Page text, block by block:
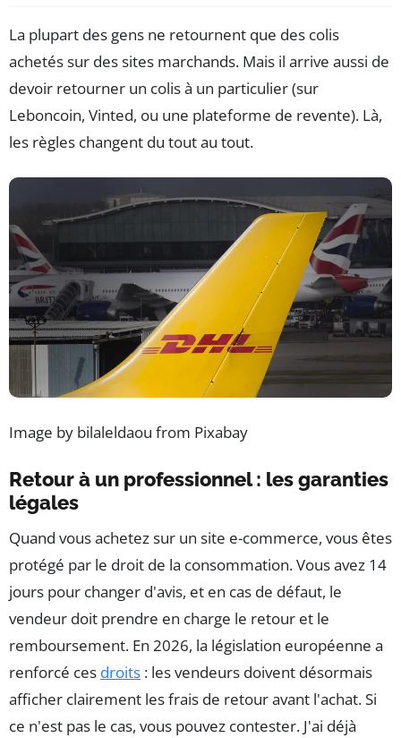
La plupart des gens ne retournent que des colis
achetés sur des sites marchands. Mais il arrive aussi de
devoir retourner un colis à un particulier (sur
Leboncoin, Vinted, ou une plateforme de revente). Là,
les règles changent du tout au tout.
Image by bilaleldaou from Pixabay
Retour à un professionnel : les garanties
légales
Quand vous achetez sur un site e-commerce, vous êtes
protégé par le droit de la consommation. Vous avez 14
jours pour changer d'avis, et en cas de défaut, le
vendeur doit prendre en charge le retour et le
remboursement. En 2026, la législation européenne a
renforcé ces droits : les vendeurs doivent désormais
afficher clairement les frais de retour avant l'achat. Si
ce n'est pas le cas, vous pouvez contester. J'ai déjà